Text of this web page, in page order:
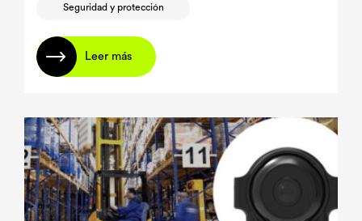
Seguridad y protección
Leer más